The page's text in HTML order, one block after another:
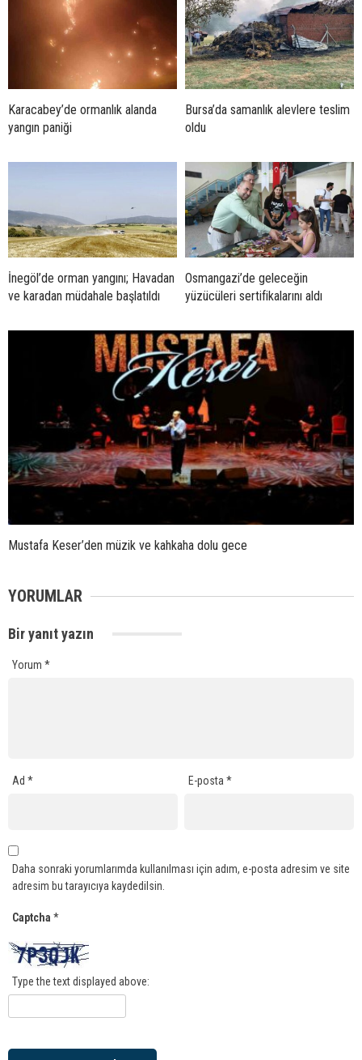
Karacabey’de ormanlık alanda
yangın paniği
Bursa’da samanlık alevlere teslim
oldu
İnegöl’de orman yangını; Havadan
ve karadan müdahale başlatıldı
Osmangazi’de geleceğin
yüzücüleri sertifikalarını aldı
Mustafa Keser’den müzik ve kahkaha dolu gece
YORUMLAR
Bir yanıt yazın
Yorum *
Ad * E-posta*
Daha sonraki yorumlarımda kullanılması için adım, e-posta adresim ve site
adresim bu tarayıcıya kaydedilsin.
Captcha *
Type the text displayed above: